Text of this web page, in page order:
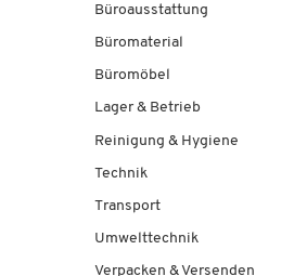
Büroausstattung
Büromaterial
Büromöbel
Lager & Betrieb
Reinigung & Hygiene
Technik
Transport
Umwelttechnik
Verpacken & Versenden